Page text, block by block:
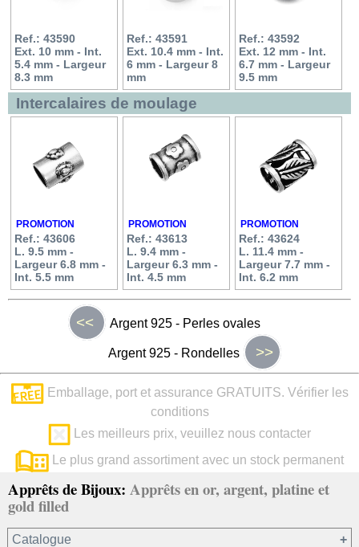
Ref.: 43590
Ext. 10 mm - Int.
5.4 mm - Largeur
8.3 mm
Ref.: 43591
Ext. 10.4 mm - Int.
6 mm - Largeur 8
mm
Ref.: 43592
Ext. 12 mm - Int.
6.7 mm - Largeur
9.5 mm
Intercalaires de moulage
PROMOTION
Ref.: 43606
L. 9.5 mm -
Largeur 6.8 mm -
Int. 5.5 mm
PROMOTION
Ref.: 43613
L. 9.4 mm -
Largeur 6.3 mm -
Int. 4.5 mm
PROMOTION
Ref.: 43624
L. 11.4 mm -
Largeur 7.7 mm -
Int. 6.2 mm
<< Argent 925 - Perles ovales
Argent 925 - Rondelles >>
Emballage, port et assurance GRATUITS. Vérifier les
conditions
Les meilleurs prix, veuillez nous contacter
Le plus grand assortiment avec un stock permanent
Apprêts de Bijoux: Apprêts en or, argent, platine et
gold filled
Catalogue